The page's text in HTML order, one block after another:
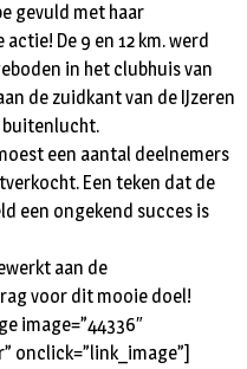
gevuld met haar
De 9 en 12 km. werd
in het clubhuis van
de zuidkant van de IJzeren
buitenlucht.
een aantal deelnemers
Een teken dat de
een ongekend succes is
aan de
voor dit mooie doel!
image=”44336″
onclick=”link_image”]